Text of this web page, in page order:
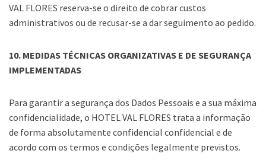
VAL FLORES reserva-se o direito de cobrar custos
administrativos ou de recusar-se a dar seguimento ao pedido.
10. MEDIDAS TÉCNICAS ORGANIZATIVAS E DE SEGURANÇA
IMPLEMENTADAS
Para garantir a segurança dos Dados Pessoais e a sua máxima
confidencialidade, o HOTEL VAL FLORES trata a informação
de forma absolutamente confidencial confidencial e de
acordo com os termos e condições legalmente previstos.